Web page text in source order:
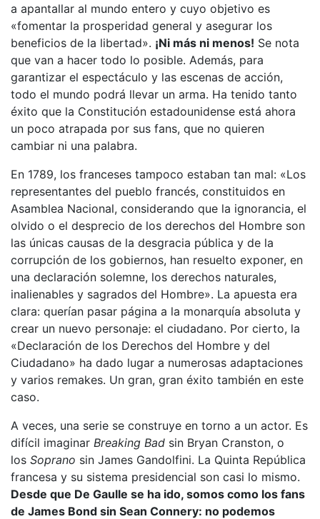
a apantallar al mundo entero y cuyo objetivo es
«fomentar la prosperidad general y asegurar los
beneficios de la libertad». ¡Ni más ni menos! Se nota
que van a hacer todo lo posible. Además, para
garantizar el espectáculo y las escenas de acción,
todo el mundo podrá llevar un arma. Ha tenido tanto
éxito que la Constitución estadounidense está ahora
un poco atrapada por sus fans, que no quieren
cambiar ni una palabra.
En 1789, los franceses tampoco estaban tan mal: «Los
representantes del pueblo francés, constituidos en
Asamblea Nacional, considerando que la ignorancia, el
olvido o el desprecio de los derechos del Hombre son
las únicas causas de la desgracia pública y de la
corrupción de los gobiernos, han resuelto exponer, en
una declaración solemne, los derechos naturales,
inalienables y sagrados del Hombre». La apuesta era
clara: querían pasar página a la monarquía absoluta y
crear un nuevo personaje: el ciudadano. Por cierto, la
«Declaración de los Derechos del Hombre y del
Ciudadano» ha dado lugar a numerosas adaptaciones
y varios remakes. Un gran, gran éxito también en este
caso.
A veces, una serie se construye en torno a un actor. Es
difícil imaginar Breaking Bad sin Bryan Cranston, o
los Soprano sin James Gandolfini. La Quinta República
francesa y su sistema presidencial son casi lo mismo.
Desde que De Gaulle se ha ido, somos como los fans
de James Bond sin Sean Connery: no podemos